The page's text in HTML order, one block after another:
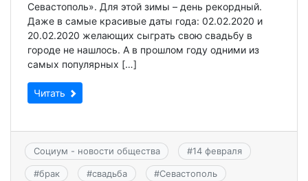
Севастополь». Для этой зимы – день рекордный.
Даже в самые красивые даты года: 02.02.2020 и
20.02.2020 желающих сыграть свою свадьбу в
городе не нашлось. А в прошлом году одними из
самых популярных […]
Читать
Социум - новости общества #14 февраля
#брак #свадьба #Севастополь